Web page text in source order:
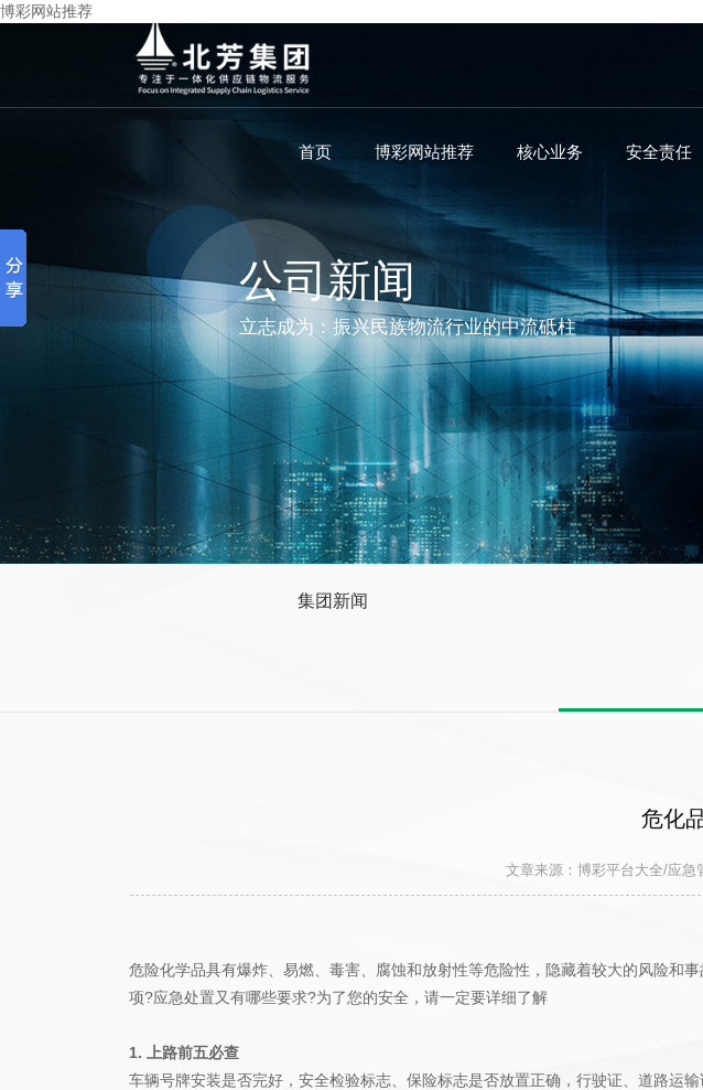
博彩网站推荐
首页 博彩网站推荐 核心业务 安全责任
公司新闻
立志成为：振兴民族物流行业的中流砥柱
集团新闻
危化
文章来源：博彩平台大全/应急
危险化学品具有爆炸、易燃、毒害、腐蚀和放射性等危险性，隐藏着较大的风险和
项?应急处置又有哪些要求?为了您的安全，请一定要详细了解
1. 上路前五必查
车辆号牌安装是否完好，安全检验标志、保险标志是否放置正确，行驶证、道路运